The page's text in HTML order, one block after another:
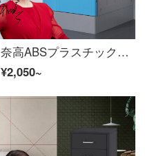
奈高ABSプラスチック学校学生カバン箱風呂プールジムにロッカー従業員ワルドロック372×320×420 mm
¥2,050~